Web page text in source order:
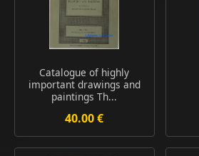
Catalogue of highly
important drawings and
paintings Th...
40.00 €